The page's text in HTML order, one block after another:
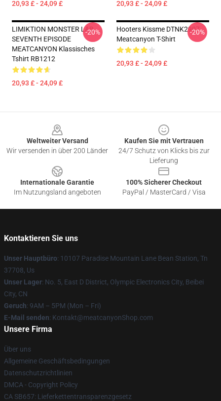
20,93 £ - 24,09 £ 20,93 £ - 24,09 £
LIMIKTION MONSTER LAB
SEVENTH EPISODE
MEATCANYON Klassisches
Tshirt RB1212
20,93 £ - 24,09 £
-20%
Hooters Kissme DTNK2907
Meatcanyon T-Shirt
20,93 £ - 24,09 £
-20%
Weltweiter Versand
Wir versenden in über 200 Länder
Kaufen Sie mit Vertrauen
24/7 Schutz von Klicks bis zur
Lieferung
Internationale Garantie
Im Nutzungsland angeboten
100% Sicherer Checkout
PayPal / MasterCard / Visa
Kontaktieren Sie uns
Unser Hauptbüro: 10107 Paradise Mountain Lane Bean Station, Tn
37708, Us
Unser Lager: No. 5, East D District, Olympic Electronics City, Beibei
City, CN
Geruch: 9AM – 5PM (Mon – Fri)
E-Mail senden: Kontakt@meatcanyonShop.com
Unsere Firma
Über uns
Allgemeine Geschäftsbedingungen
Datenschutzrichtlinien
DMCA - Copyright Policy
CA SB657: Lieferkettentransparenzgesetz